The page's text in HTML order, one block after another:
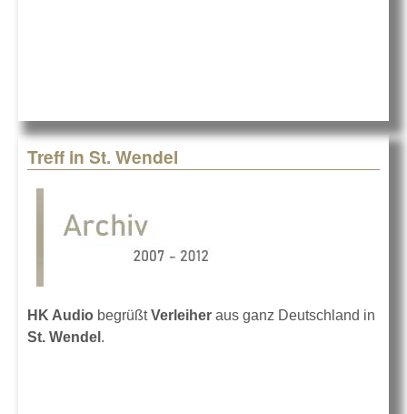
Treff in St. Wendel
HK Audio begrüßtVerleiher aus ganz Deutschland in
St. Wendel .